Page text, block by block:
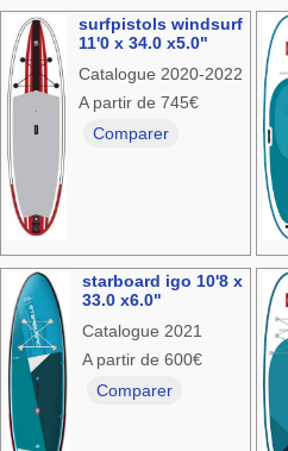
surfpistols windsurf
11'0 x 34.0 x5.0"
Catalogue 2020-2022
A partir de 745€
Comparer
starboard igo 10'8 x
33.0 x6.0"
Catalogue 2021
A partir de 600€
Comparer